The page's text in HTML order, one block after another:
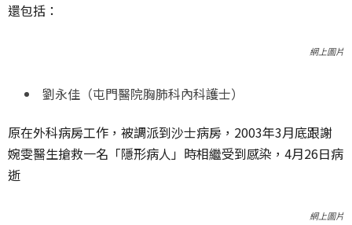
還包括：
網上圖片
劉永佳（屯門醫院胸肺科內科護士）
原在外科病房工作，被調派到沙士病房，2003年3月底跟謝
婉雯醫生搶救一名「隱形病人」時相繼受到感染，4月26日病
逝
網上圖片